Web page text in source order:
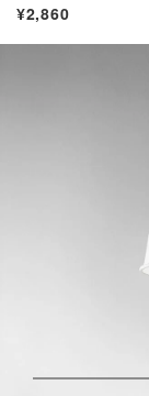
¥2,860